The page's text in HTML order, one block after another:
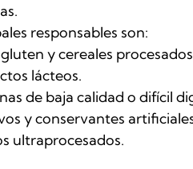
responsables son:
y cereales
lácteos.
de baja calidad o difícil
y conservantes
ultraprocesados.